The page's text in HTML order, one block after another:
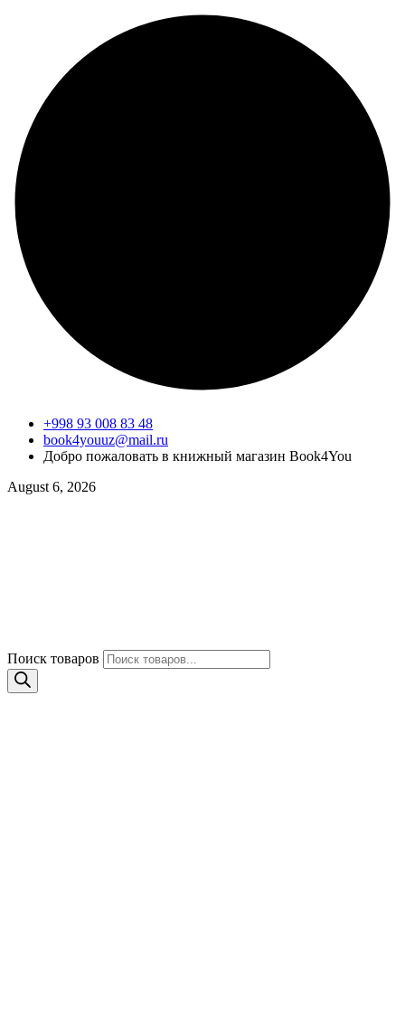
+998 93 008 83 48
book4youuz@mail.ru
Добро пожаловать в книжный магазин Book4You
August 6, 2026
Поиск товаров